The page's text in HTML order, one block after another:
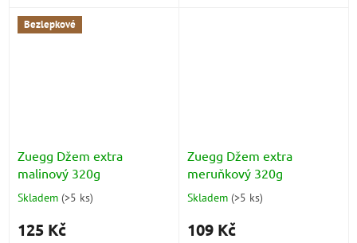
dortů. Pomerančová vůně a
chuť...
Bezlepkové
Zuegg Džem extra
malinový 320g
Průměrné
produktu
Skladem (>5 ks)
125 Kč
Zuegg Džem extra
meruňkový 320g
Průměrné
produktu
Skladem (>5 ks)
109 Kč